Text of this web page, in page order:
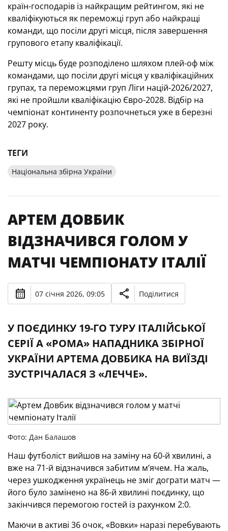
країн-господарів із найкращим рейтингом, які не
кваліфікуються як переможці груп або найкращі
команди, що посіли другі місця, після завершення
групового етапу кваліфікації.
Решту місць буде розподілено шляхом плей-оф між
командами, що посіли другі місця у кваліфікаційних
групах, та переможцями груп Ліги націй-2026/2027,
які не пройшли кваліфікацію Євро-2028. Відбір на
чемпіонат континенту розпочнеться уже в березні
2027 року.
ТЕГИ
Національна збірна України
АРТЕМ ДОВБИК
ВІДЗНАЧИВСЯ ГОЛОМ У
МАТЧІ ЧЕМПІОНАТУ ІТАЛІЇ
07 січня 2026, 09:05 Поділитися
У ПОЄДИНКУ 19-ГО ТУРУ ІТАЛІЙСЬКОЇ
СЕРІЇ А «РОМА» НАПАДНИКА ЗБІРНОЇ
УКРАЇНИ АРТЕМА ДОВБИКА НА ВИЇЗДІ
ЗУСТРІЧАЛАСЯ З «ЛЕЧЧЕ».
Фото: Дан Балашов
Наш футболіст вийшов на заміну на 60-й хвилині, а
вже на 71-й відзначився забитим м’ячем. На жаль,
через ушкодження українець не зміг дограти матч —
його було замінено на 86-й хвилині поєдинку, що
закінчився перемогою гостей із рахунком 2:0.
Маючи в активі 36 очок, «Вовки» наразі перебувають